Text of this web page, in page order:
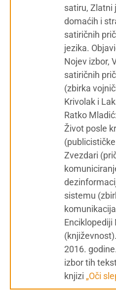
satiru, Zlatni
domaćih i
satiričnih
jezika.
Nojev izbor,
satiričnih
(zbirka
Krivolak i
Ratko
Život posle
Zvezdari
sistemu
Enciklopediji
2016.
izbor tih
knjizi „Oči